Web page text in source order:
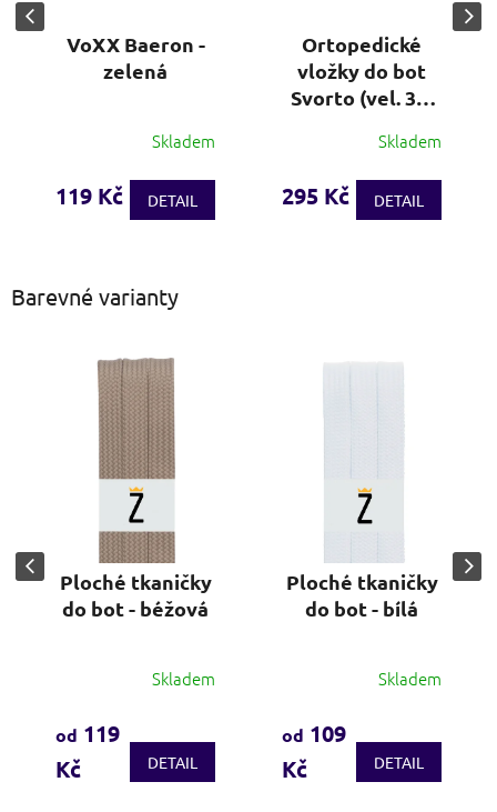
VoXX Baeron -
zelená
Skladem
119 Kč DETAIL
Ortopedické
vložky do bot
Svorto (vel. 36-
produktu
je
Skladem
295 Kč DETAIL
Barevné varianty
Ploché tkaničky
do bot - béžová
produktu
je
3,3
Skladem
od 119
Kč
DETAIL
Ploché tkaničky
do bot - bílá
produktu
je
3,9
Skladem
od 109
Kč
DETAIL